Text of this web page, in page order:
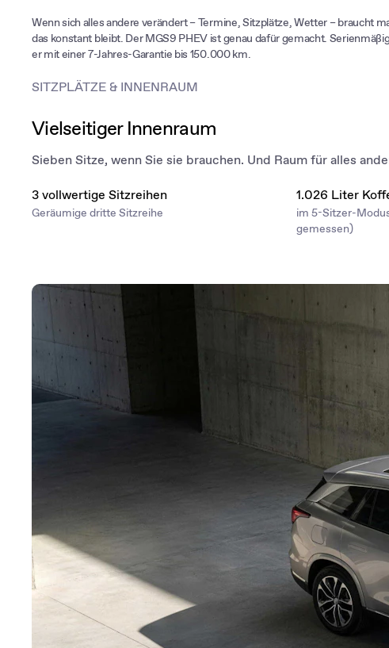
Wenn sich alles andere verändert – Termine, Sitzplätze, Wetter – braucht
das konstant bleibt. Der MGS9 PHEV ist genau dafür gemacht.
er mit einer 7-Jahres-Garantie bis 150.000 km.
SITZPLÄTZE & INNENRAUM
Vielseitiger Innenraum
Sieben Sitze, wenn Sie sie brauchen. Und Raum für alles
3 vollwertige Sitzreihen
Geräumige dritte Sitzreihe
1.026 Liter
im 5-Sitzer-
gemessen)